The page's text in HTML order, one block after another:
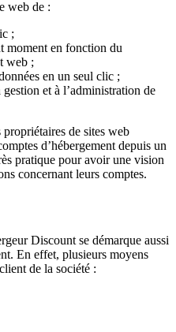
web de :
;
moment en fonction du
web ;
en un seul clic ;
et à l’administration de
de sites web
d’hébergement depuis un
pratique pour avoir une vision
concernant leurs comptes.
Discount se démarque aussi
En effet, plusieurs moyens
de la société :